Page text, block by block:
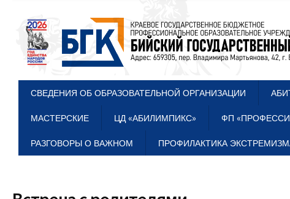
СВЕДЕНИЯ ОБ ОБРАЗОВАТЕЛЬНОЙ ОРГАНИЗАЦИИ
МАСТЕРСКИЕ ЦД «АБИЛИМПИКС» ФП
РАЗГОВОРЫ О ВАЖНОМ ПРОФИЛАКТИКА